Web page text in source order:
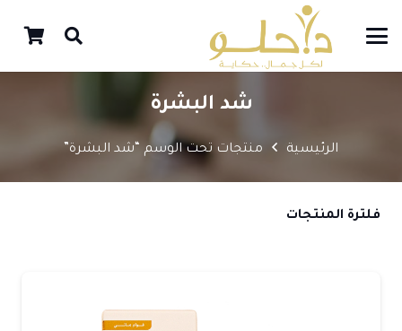
شد البشرة
الرئيسية منتجات تحت الوسم “شد البشرة”
فلترة المنتجات